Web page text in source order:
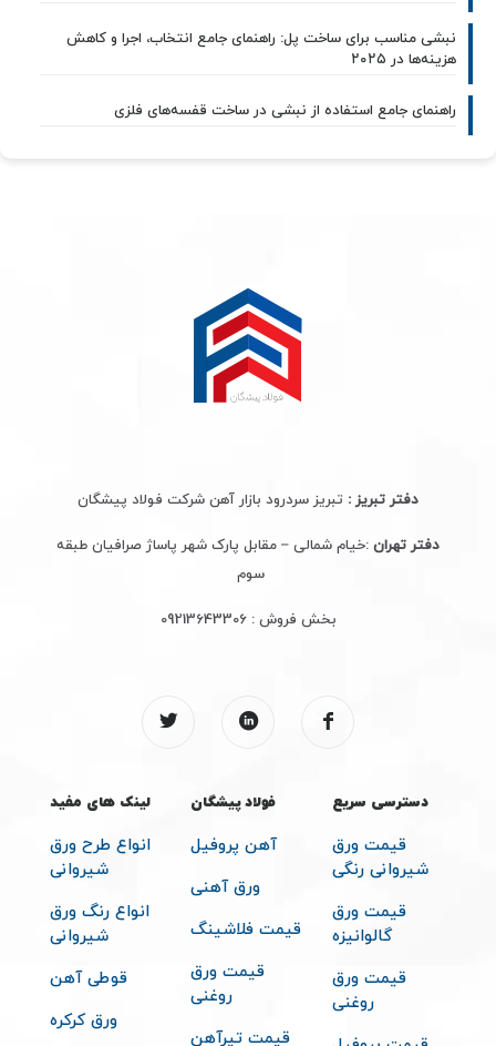
نبشی مناسب برای ساخت پل: راهنمای جامع انتخاب، اجرا و کاهش
هزینه‌ها در ۲۰۲۵
راهنمای جامع استفاده از نبشی در ساخت قفسه‌های فلزی
دفتر تبریز : تبریز سردرود بازار آهن شرکت فولاد پیشگان
دفتر تهران :خیام شمالی – مقابل پارک شهر پاساژ صرافیان طبقه
سوم
بخش فروش :09213643306
دسترسی سریع
قیمت ورق
شیروانی رنگی
قیمت ورق
گالوانیزه
قیمت ورق
روغنی
فولاد پیشگان
آهن پروفیل
ورق آهنی
قیمت فلاشینگ
قیمت ورق
روغنی
قیمت تیرآهن
لینک های مفید
انواع طرح ورق
شیروانی
انواع رنگ ورق
شیروانی
قوطی آهن
ورق کرکره